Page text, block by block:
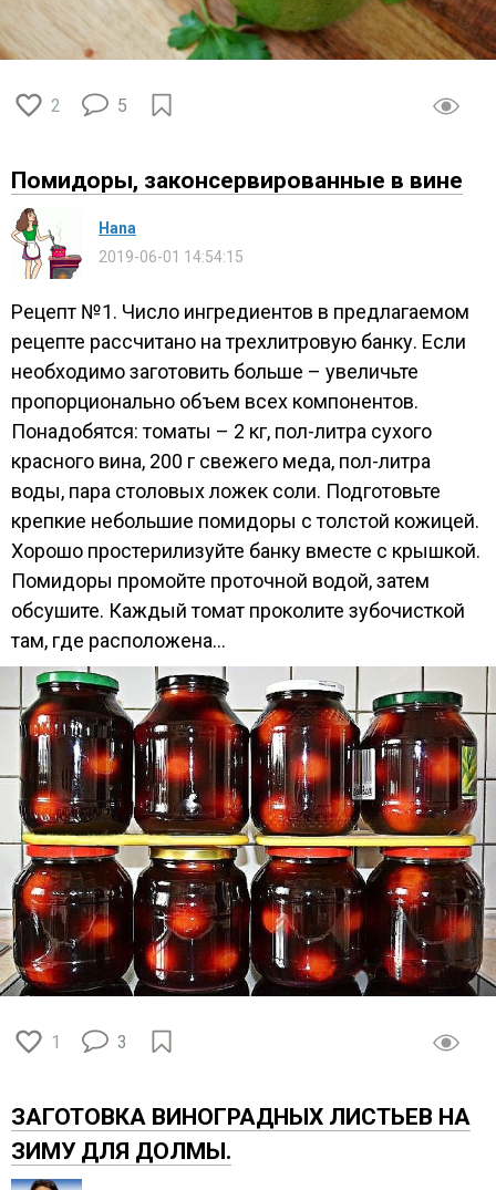
2 5
Помидоры, законсервированные в вине
Нana
2019-06-01 14:54:15
Рецепт №1. Число ингредиентов в предлагаемом
рецепте рассчитано на трехлитровую банку. Если
необходимо заготовить больше – увеличьте
пропорционально объем всех компонентов.
Понадобятся: томаты – 2 кг, пол-литра сухого
красного вина, 200 г свежего меда, пол-литра
воды, пара столовых ложек соли. Подготовьте
крепкие небольшие помидоры с толстой кожицей.
Хорошо простерилизуйте банку вместе с крышкой.
Помидоры промойте проточной водой, затем
обсушите. Каждый томат проколите зубочисткой
там, где расположена...
1 3
ЗАГОТОВКА ВИНОГРАДНЫХ ЛИСТЬЕВ НА
ЗИМУ ДЛЯ ДОЛМЫ.